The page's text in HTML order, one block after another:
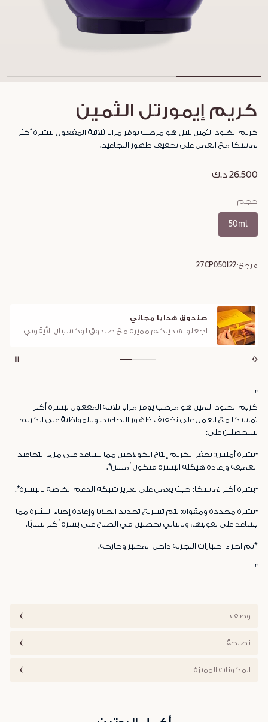
كريم إيمورتل الثمين
كريم الخلود الثمين لليل هو مرطب يوفر مزايا ثلاثية المفعول لبشرة أكثر
تماسكا مع العمل على تخفيف ظهور التجاعيد.
26.500 د.ك
حجم
50ml
مرجع:27CP050I22
صندوق هدايا مجاني
اجعلوا هديتكم مميزة مع صندوق لوكسيتان الأيقوني
"
كريم الخلود الثمين هو مرطب يوفر مزايا ثلاثية المفعول لبشرة أكثر
تماسكا مع العمل على تخفيف ظهور التجاعيد. وبالمواظبة على الكريم
ستحصلين على:
-بشرة أملس: يحفز الكريم إنتاج الكولاجين مما يساعد على ملء التجاعيد
العميقة وإعادة هيكلة البشرة فتكون أملس*.
-بشرة أكثر تماسكا: حيث يعمل على تعزيز شبكة الدعم الخاصة بالبشرة*.
-بشرة مجددة ومقواه: يتم تسريع تجديد الخلايا وإعادة إحياء البشرة مما
يساعد على تقويتها، وبالتالي تحصلين في الصباح على بشرة أكثر شبابًا.
*تم اجراء اختبارات التجربة داخل المختبر وخارجه.
"
وصف
نصيحة
المكونات المميزة